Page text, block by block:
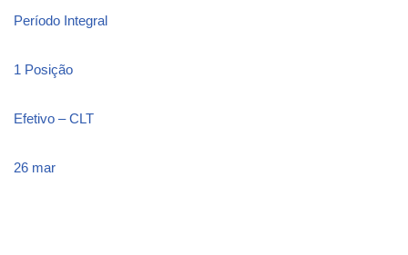
Período Integral
1 Posição
Efetivo – CLT
26 mar